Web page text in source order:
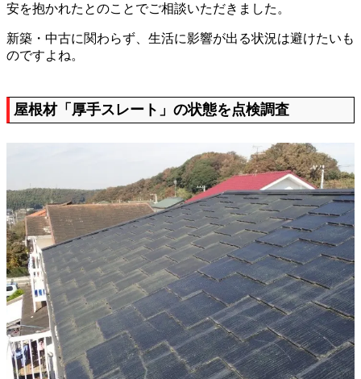
安を抱かれたとのことでご相談いただきました。
新築・中古に関わらず、生活に影響が出る状況は避けたいも
のですよね。
屋根材「厚手スレート」の状態を点検調査